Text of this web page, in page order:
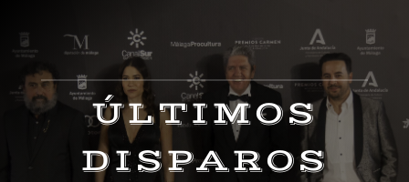
ÚLTIMOS
DISPAROS